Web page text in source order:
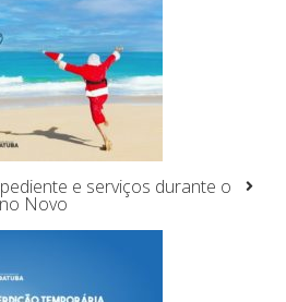
e serviços durante o
Novo